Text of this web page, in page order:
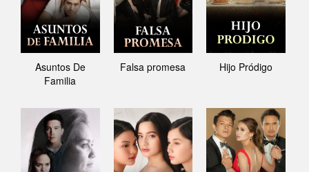
Asuntos De
Familia
Falsa promesa Hijo Pródigo